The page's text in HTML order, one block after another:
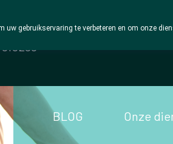
Pharma
BLOG Onze
uw gebruikservaring te verbeteren en om onze